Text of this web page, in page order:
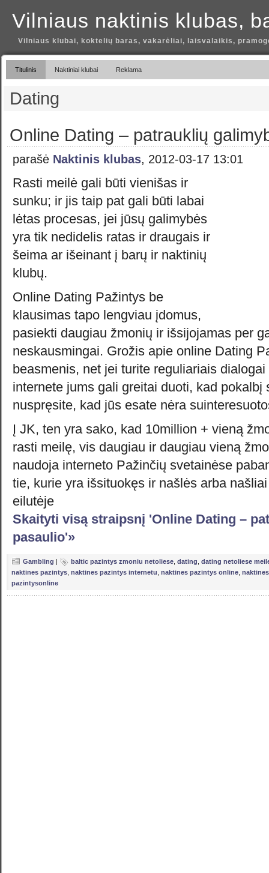
Vilniaus naktinis klubas,
Vilniaus klubai, koktelių baras, vakarėliai, laisvalaikis,
Titulinis Naktiniai klubai Reklama
Dating
Online Dating – patrauklių
parašė Naktinis klubas, 2012-03-17 13:01
Rasti meilė gali būti vienišas ir
sunku; ir jis taip pat gali būti labai
lėtas procesas, jei jūsų galimybės
yra tik nedidelis ratas ir draugais ir
šeima ar išeinant į barų ir naktinių
klubų.
Online Dating Pažintys be
klausimas tapo lengviau įdomus,
pasiekti daugiau žmonių ir išsijojamas per
neskausmingai. Grožis apie online Dating
beasmenis, net jei turite reguliariais
internete jums gali greitai duoti, kad pokalbį
nuspręsite, kad jūs esate nėra
Į JK, ten yra sako, kad 10million + vieną
rasti meilę, vis daugiau ir daugiau vieną
naudoja interneto Pažinčių svetainėse
tie, kurie yra išsituokęs ir našlės arba
eilutėje
Skaityti visą straipsnį 'Online Dating –
pasaulio'»
Gambling | baltic pazintys zmoniu netoliese dating dating netoliese
naktines pazintys naktines pazintys internetu naktines pazintys online
pazintysonline